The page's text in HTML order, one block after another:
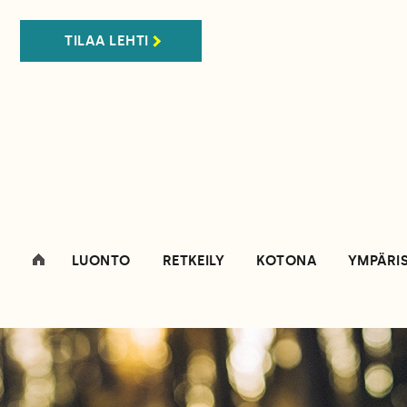
TILAA LEHTI
LUONTO RETKEILY KOTONA